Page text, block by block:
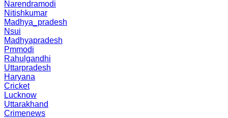
Narendramodi
Nitishkumar
Madhya_pradesh
Nsui
Madhyapradesh
Pmmodi
Rahulgandhi
Uttarpradesh
Haryana
Cricket
Lucknow
Uttarakhand
Crimenews